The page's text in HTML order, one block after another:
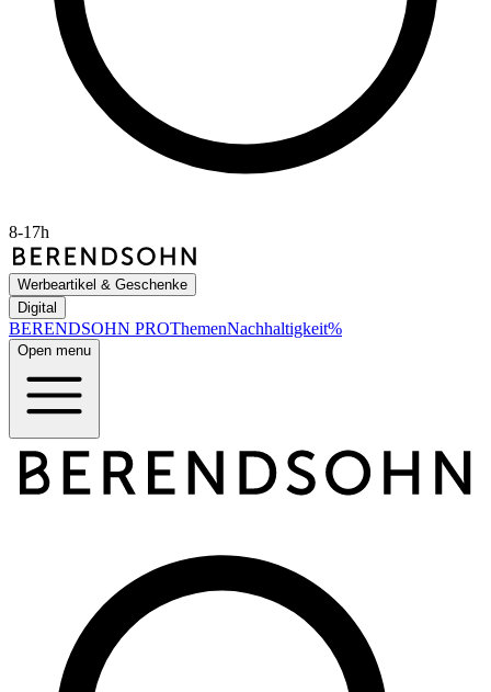
8-17h
Werbeartikel & Geschenke
Digital
BERENDSOHN PROThemenNachhaltigkeit%
Open menu